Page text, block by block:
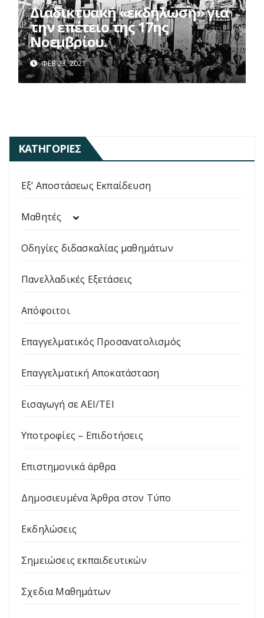
Διαδικτυακή «εκδήλωση» για
την επέτειο της 17ης
Νοεμβρίου.
ΦΕΒ 23, 2021
ΚΑΤΗΓΟΡΊΕΣ
Εξ’ Αποστάσεως Εκπαίδευση
Μαθητές
Οδηγίες διδασκαλίας μαθημάτων
Πανελλαδικές Εξετάσεις
Απόφοιτοι
Επαγγελματικός Προσανατολισμός
Επαγγελματική Αποκατάσταση
Εισαγωγή σε ΑΕΙ/ΤΕΙ
Υποτροφίες – Επιδοτήσεις
Επιστημονικά άρθρα
Δημοσιευμένα Άρθρα στον Τύπο
Εκδηλώσεις
Σημειώσεις εκπαιδευτικών
Σχεδια Μαθημάτων